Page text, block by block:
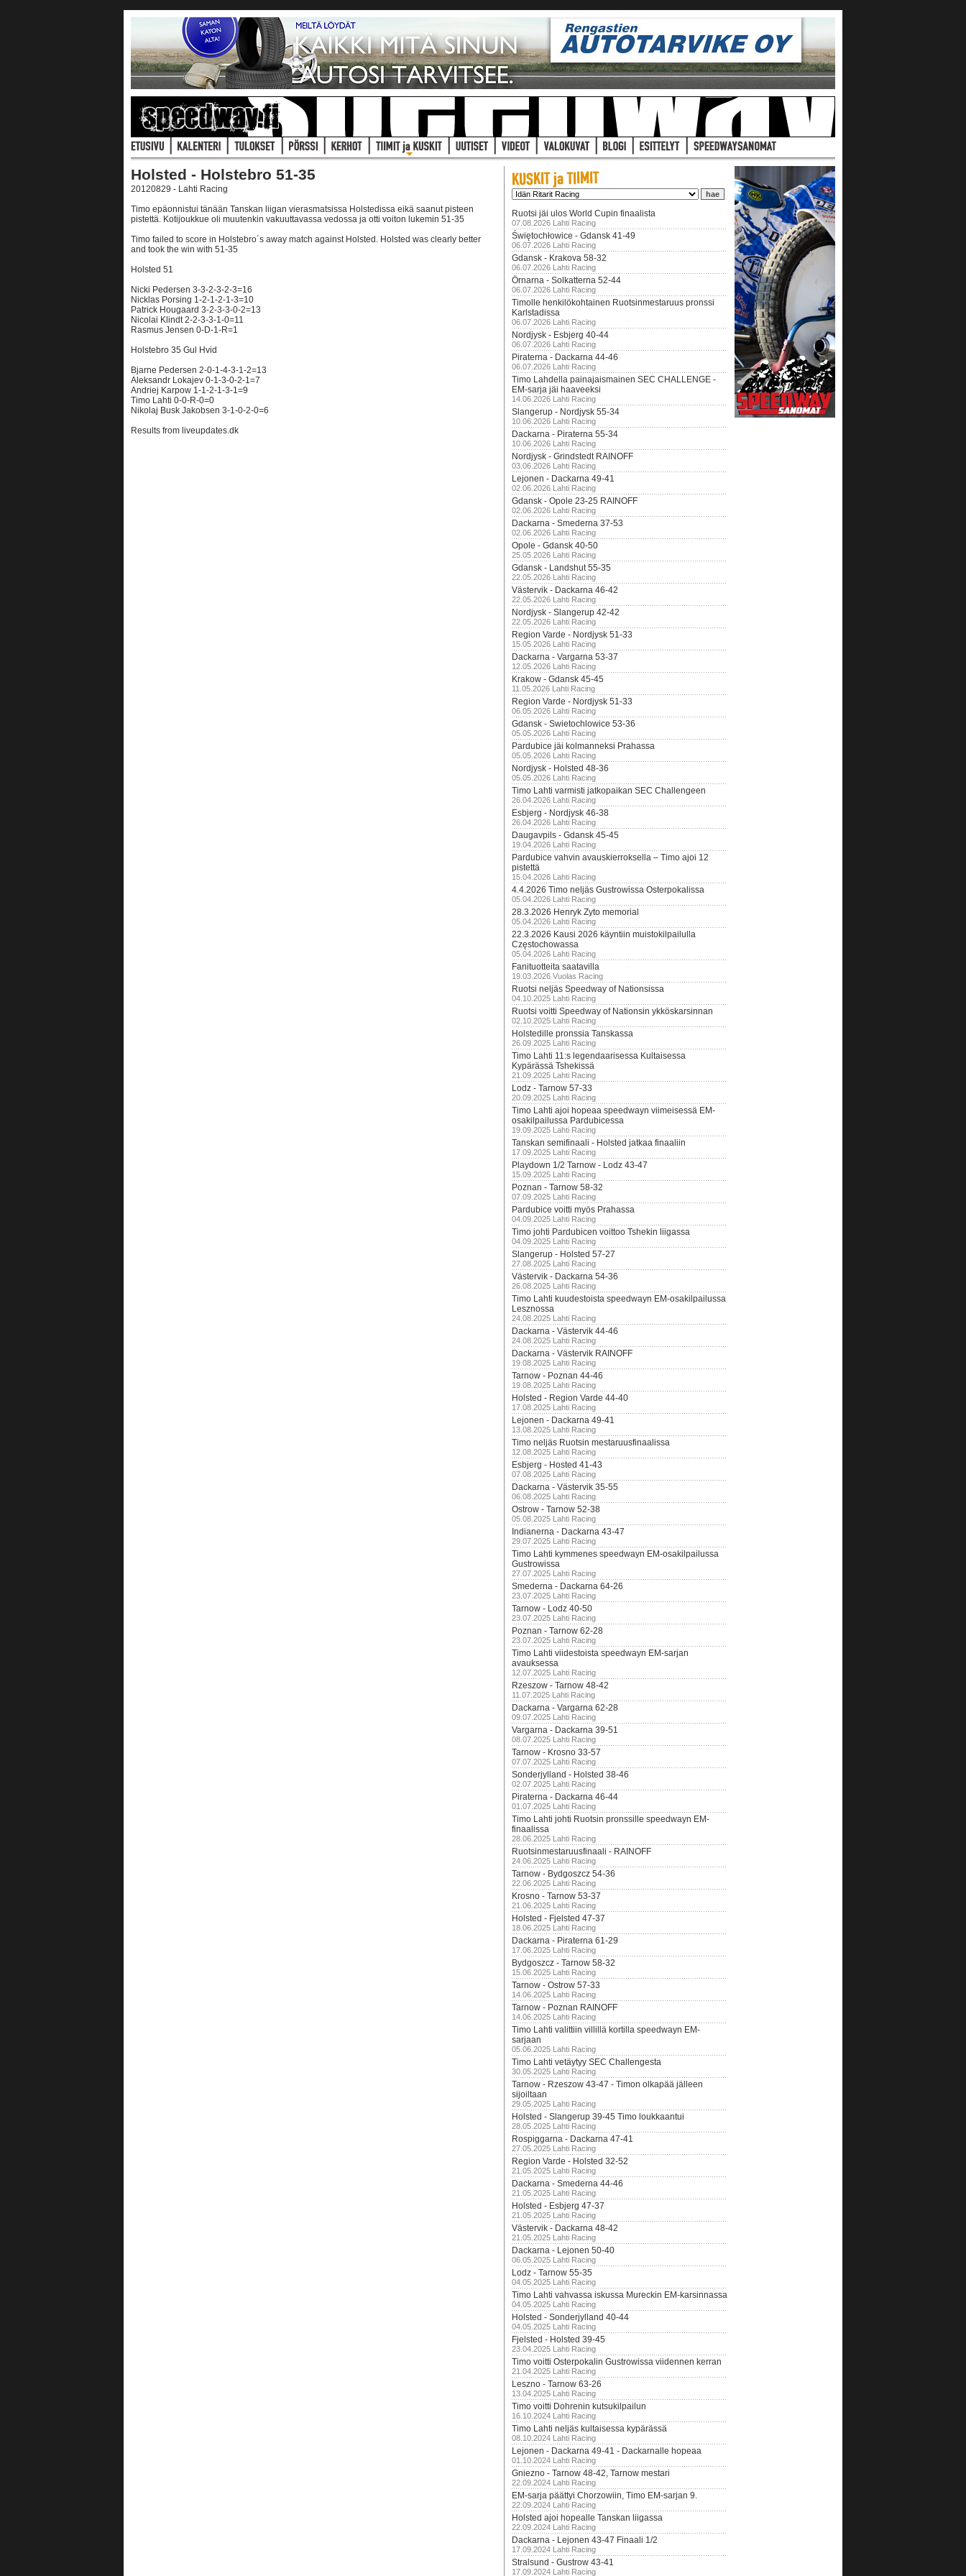
Holsted - Holstebro 51-35
20120829 - Lahti Racing
Timo epäonnistui tänään Tanskan liigan vierasmatsissa Holstedissa eikä saanut pisteen
pistettä. Kotijoukkue oli muutenkin vakuuttavassa vedossa ja otti voiton lukemin 51-35
Timo failed to score in Holstebro´s away match against Holsted. Holsted was clearly better
and took the win with 51-35
Holsted 51
Nicki Pedersen 3-3-2-3-2-3=16
Nicklas Porsing 1-2-1-2-1-3=10
Patrick Hougaard 3-2-3-3-0-2=13
Nicolai Klindt 2-2-3-3-1-0=11
Rasmus Jensen 0-D-1-R=1
Holstebro 35 Gul Hvid
Bjarne Pedersen 2-0-1-4-3-1-2=13
Aleksandr Lokajev 0-1-3-0-2-1=7
Andriej Karpow 1-1-2-1-3-1=9
Timo Lahti 0-0-R-0=0
Nikolaj Busk Jakobsen 3-1-0-2-0=6
Results from liveupdates.dk
Ruotsi jäi ulos World Cupin finaalista
07.08.2026 Lahti Racing
Świętochłowice - Gdansk 41-49
06.07.2026 Lahti Racing
Gdansk - Krakova 58-32
06.07.2026 Lahti Racing
Örnarna - Solkatterna 52-44
06.07.2026 Lahti Racing
Timolle henkilökohtainen Ruotsinmestaruus pronssi
Karlstadissa
06.07.2026 Lahti Racing
Nordjysk - Esbjerg 40-44
06.07.2026 Lahti Racing
Piraterna - Dackarna 44-46
06.07.2026 Lahti Racing
Timo Lahdella painajaismainen SEC CHALLENGE -
EM-sarja jäi haaveeksi
14.06.2026 Lahti Racing
Slangerup - Nordjysk 55-34
10.06.2026 Lahti Racing
Dackarna - Piraterna 55-34
10.06.2026 Lahti Racing
Nordjysk - Grindstedt RAINOFF
03.06.2026 Lahti Racing
Lejonen - Dackarna 49-41
02.06.2026 Lahti Racing
Gdansk - Opole 23-25 RAINOFF
02.06.2026 Lahti Racing
Dackarna - Smederna 37-53
02.06.2026 Lahti Racing
Opole - Gdansk 40-50
25.05.2026 Lahti Racing
Gdansk - Landshut 55-35
22.05.2026 Lahti Racing
Västervik - Dackarna 46-42
22.05.2026 Lahti Racing
Nordjysk - Slangerup 42-42
22.05.2026 Lahti Racing
Region Varde - Nordjysk 51-33
15.05.2026 Lahti Racing
Dackarna - Vargarna 53-37
12.05.2026 Lahti Racing
Krakow - Gdansk 45-45
11.05.2026 Lahti Racing
Region Varde - Nordjysk 51-33
06.05.2026 Lahti Racing
Gdansk - Swietochlowice 53-36
05.05.2026 Lahti Racing
Pardubice jäi kolmanneksi Prahassa
05.05.2026 Lahti Racing
Nordjysk - Holsted 48-36
05.05.2026 Lahti Racing
Timo Lahti varmisti jatkopaikan SEC Challengeen
26.04.2026 Lahti Racing
Esbjerg - Nordjysk 46-38
26.04.2026 Lahti Racing
Daugavpils - Gdansk 45-45
19.04.2026 Lahti Racing
Pardubice vahvin avauskierroksella – Timo ajoi 12
pistettä
15.04.2026 Lahti Racing
4.4.2026 Timo neljäs Gustrowissa Osterpokalissa
05.04.2026 Lahti Racing
28.3.2026 Henryk Zyto memorial
05.04.2026 Lahti Racing
22.3.2026 Kausi 2026 käyntiin muistokilpailulla
Częstochowassa
05.04.2026 Lahti Racing
Fanituotteita saatavilla
19.03.2026 Vuolas Racing
Ruotsi neljäs Speedway of Nationsissa
04.10.2025 Lahti Racing
Ruotsi voitti Speedway of Nationsin ykköskarsinnan
02.10.2025 Lahti Racing
Holstedille pronssia Tanskassa
26.09.2025 Lahti Racing
Timo Lahti 11:s legendaarisessa Kultaisessa
Kypärässä Tshekissä
21.09.2025 Lahti Racing
Lodz - Tarnow 57-33
20.09.2025 Lahti Racing
Timo Lahti ajoi hopeaa speedwayn viimeisessä EM-
osakilpailussa Pardubicessa
19.09.2025 Lahti Racing
Tanskan semifinaali - Holsted jatkaa finaaliin
17.09.2025 Lahti Racing
Playdown 1/2 Tarnow - Lodz 43-47
15.09.2025 Lahti Racing
Poznan - Tarnow 58-32
07.09.2025 Lahti Racing
Pardubice voitti myös Prahassa
04.09.2025 Lahti Racing
Timo johti Pardubicen voittoo Tshekin liigassa
04.09.2025 Lahti Racing
Slangerup - Holsted 57-27
27.08.2025 Lahti Racing
Västervik - Dackarna 54-36
26.08.2025 Lahti Racing
Timo Lahti kuudestoista speedwayn EM-osakilpailussa
Lesznossa
24.08.2025 Lahti Racing
Dackarna - Västervik 44-46
24.08.2025 Lahti Racing
Dackarna - Västervik RAINOFF
19.08.2025 Lahti Racing
Tarnow - Poznan 44-46
19.08.2025 Lahti Racing
Holsted - Region Varde 44-40
17.08.2025 Lahti Racing
Lejonen - Dackarna 49-41
13.08.2025 Lahti Racing
Timo neljäs Ruotsin mestaruusfinaalissa
12.08.2025 Lahti Racing
Esbjerg - Hosted 41-43
07.08.2025 Lahti Racing
Dackarna - Västervik 35-55
06.08.2025 Lahti Racing
Ostrow - Tarnow 52-38
05.08.2025 Lahti Racing
Indianerna - Dackarna 43-47
29.07.2025 Lahti Racing
Timo Lahti kymmenes speedwayn EM-osakilpailussa
Gustrowissa
27.07.2025 Lahti Racing
Smederna - Dackarna 64-26
23.07.2025 Lahti Racing
Tarnow - Lodz 40-50
23.07.2025 Lahti Racing
Poznan - Tarnow 62-28
23.07.2025 Lahti Racing
Timo Lahti viidestoista speedwayn EM-sarjan
avauksessa
12.07.2025 Lahti Racing
Rzeszow - Tarnow 48-42
11.07.2025 Lahti Racing
Dackarna - Vargarna 62-28
09.07.2025 Lahti Racing
Vargarna - Dackarna 39-51
08.07.2025 Lahti Racing
Tarnow - Krosno 33-57
07.07.2025 Lahti Racing
Sonderjylland - Holsted 38-46
02.07.2025 Lahti Racing
Piraterna - Dackarna 46-44
01.07.2025 Lahti Racing
Timo Lahti johti Ruotsin pronssille speedwayn EM-
finaalissa
28.06.2025 Lahti Racing
Ruotsinmestaruusfinaali - RAINOFF
24.06.2025 Lahti Racing
Tarnow - Bydgoszcz 54-36
22.06.2025 Lahti Racing
Krosno - Tarnow 53-37
21.06.2025 Lahti Racing
Holsted - Fjelsted 47-37
18.06.2025 Lahti Racing
Dackarna - Piraterna 61-29
17.06.2025 Lahti Racing
Bydgoszcz - Tarnow 58-32
15.06.2025 Lahti Racing
Tarnow - Ostrow 57-33
14.06.2025 Lahti Racing
Tarnow - Poznan RAINOFF
14.06.2025 Lahti Racing
Timo Lahti valittiin villillä kortilla speedwayn EM-
sarjaan
05.06.2025 Lahti Racing
Timo Lahti vetäytyy SEC Challengesta
30.05.2025 Lahti Racing
Tarnow - Rzeszow 43-47 - Timon olkapää jälleen
sijoiltaan
29.05.2025 Lahti Racing
Holsted - Slangerup 39-45 Timo loukkaantui
28.05.2025 Lahti Racing
Rospiggarna - Dackarna 47-41
27.05.2025 Lahti Racing
Region Varde - Holsted 32-52
21.05.2025 Lahti Racing
Dackarna - Smederna 44-46
21.05.2025 Lahti Racing
Holsted - Esbjerg 47-37
21.05.2025 Lahti Racing
Västervik - Dackarna 48-42
21.05.2025 Lahti Racing
Dackarna - Lejonen 50-40
06.05.2025 Lahti Racing
Lodz - Tarnow 55-35
04.05.2025 Lahti Racing
Timo Lahti vahvassa iskussa Mureckin EM-karsinnassa
04.05.2025 Lahti Racing
Holsted - Sonderjylland 40-44
04.05.2025 Lahti Racing
Fjelsted - Holsted 39-45
23.04.2025 Lahti Racing
Timo voitti Osterpokalin Gustrowissa viidennen kerran
21.04.2025 Lahti Racing
Leszno - Tarnow 63-26
13.04.2025 Lahti Racing
Timo voitti Dohrenin kutsukilpailun
16.10.2024 Lahti Racing
Timo Lahti neljäs kultaisessa kypärässä
08.10.2024 Lahti Racing
Lejonen - Dackarna 49-41 - Dackarnalle hopeaa
01.10.2024 Lahti Racing
Gniezno - Tarnow 48-42, Tarnow mestari
22.09.2024 Lahti Racing
EM-sarja päättyi Chorzowiin, Timo EM-sarjan 9.
22.09.2024 Lahti Racing
Holsted ajoi hopealle Tanskan liigassa
22.09.2024 Lahti Racing
Dackarna - Lejonen 43-47 Finaali 1/2
17.09.2024 Lahti Racing
Stralsund - Gustrow 43-41
17.09.2024 Lahti Racing